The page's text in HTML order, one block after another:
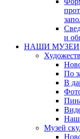
и
НАШИ МУЗЕИ
По
В
Музей